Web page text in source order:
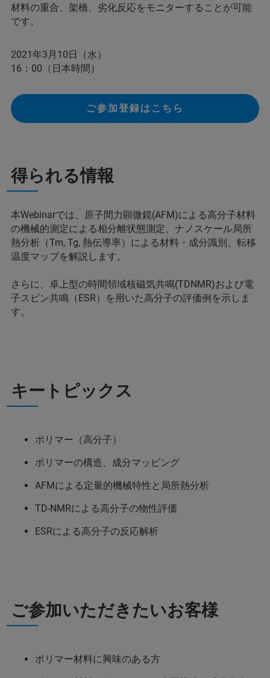
材料の重合、架橋、劣化反応をモニターすることが可能
です。
2021年3月10日（水）
16：00（日本時間）
ご参加登録はこちら
得られる情報
本Webinarでは、原子間力顕微鏡(AFM)による高分子材料
の機械的測定による相分離状態測定、ナノスケール局所
熱分析（Tm, Tg, 熱伝導率）による材料・成分識別、転移
温度マップを解説します。
さらに、卓上型の時間領域核磁気共鳴(TDNMR)および電
子スピン共鳴（ESR）を用いた高分子の評価例を示しま
す。
キートピックス
ポリマー（高分子）
ポリマーの構造、成分マッピング
AFMによる定量的機械特性と局所熱分析
TD-NMRによる高分子の物性評価
ESRによる高分子の反応解析
ご参加いただきたいお客様
ポリマー材料に興味のある方